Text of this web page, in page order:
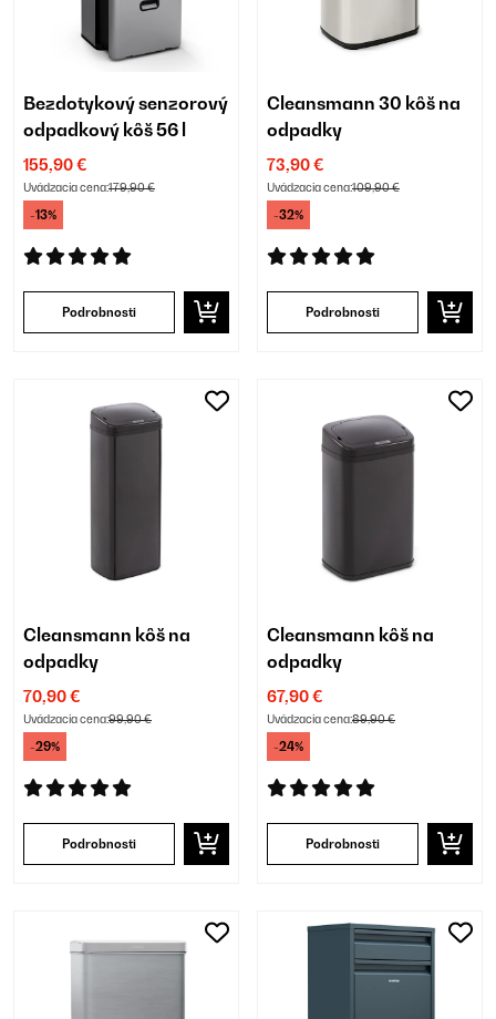
Bezdotykový senzorový
odpadkový kôš 56 l
155,90 €
Uvádzacia cena:179,90 €
-13%
Podrobnosti
Cleansmann 30 kôš na
odpadky
73,90 €
Uvádzacia cena:109,90 €
-32%
Podrobnosti
Cleansmann kôš na
odpadky
70,90 €
Uvádzacia cena:99,90 €
-29%
Podrobnosti
Cleansmann kôš na
odpadky
67,90 €
Uvádzacia cena:89,90 €
-24%
Podrobnosti